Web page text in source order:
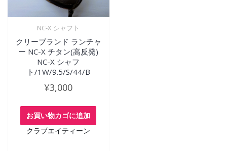
NC-X シャフト
クリーブランド ランチャ
ー NC-X チタン(高反発)
NC-X シャフ
ト/1W/9.5/S/44/B
¥3,000
お買い物カゴに追加
クラブエイティーン